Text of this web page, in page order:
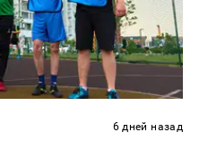
6 дней назад